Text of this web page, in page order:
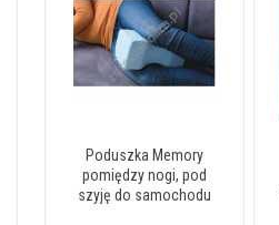
Poduszka Memory
pomiędzy nogi, pod
szyję do samochodu